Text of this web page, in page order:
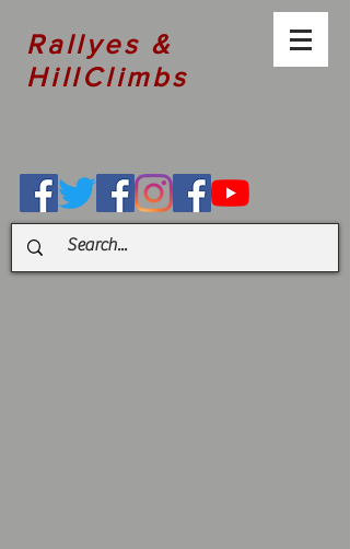
Rallyes &
HillClimbs